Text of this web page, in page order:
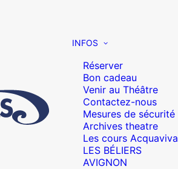
INFOS
Réserver
Bon cadeau
Venir au Théâtre
Contactez-nous
Mesures de sécurité
Archives theatre
Les cours Acquaviva
LES BÉLIERS
AVIGNON